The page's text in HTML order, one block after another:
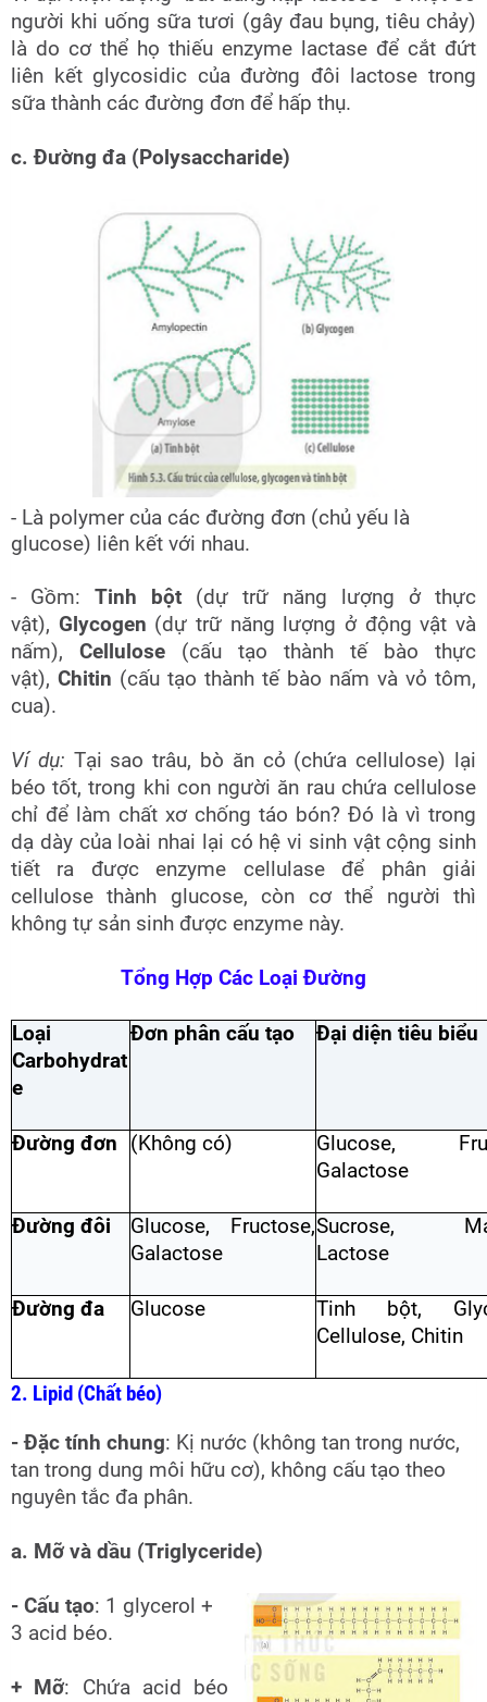
người khi uống sữa tươi (gây đau bụng, tiêu chảy)
là do cơ thể họ thiếu enzyme lactase để cắt đứt
liên kết glycosidic của đường đôi lactose trong
sữa thành các đường đơn để hấp thụ.
c. Đường đa (Polysaccharide)
- Là polymer của các đường đơn (chủ yếu là
glucose) liên kết với nhau.
- Gồm: Tinh bột (dự trữ năng lượng ở thực
vật), Glycogen (dự trữ năng lượng ở động vật và
nấm), Cellulose (cấu tạo thành tế bào thực
vật), Chitin (cấu tạo thành tế bào nấm và vỏ tôm,
cua).
Ví dụ: Tại sao trâu, bò ăn cỏ (chứa cellulose) lại
béo tốt, trong khi con người ăn rau chứa cellulose
chỉ để làm chất xơ chống táo bón? Đó là vì trong
dạ dày của loài nhai lại có hệ vi sinh vật cộng sinh
tiết ra được enzyme cellulase để phân giải
cellulose thành glucose, còn cơ thể người thì
không tự sản sinh được enzyme này.
Tổng Hợp Các Loại Đường
Loại
Carbohydrat
e
Đơn phân cấu tạo Đại diện tiêu biểu
Đường đơn (Không có)
Glucose,
Galactose
Đường đôi
Glucose, Fructose,
Galactose
Sucrose,
Lactose
Đường đa Glucose
Tinh bột,
Cellulose, Chitin
2. Lipid (Chất béo)
- Đặc tính chung: Kị nước (không tan trong nước,
tan trong dung môi hữu cơ), không cấu tạo theo
nguyên tắc đa phân.
a. Mỡ và dầu (Triglyceride)
- Cấu tạo: 1 glycerol +
3 acid béo.
+ Mỡ: Chứa acid béo